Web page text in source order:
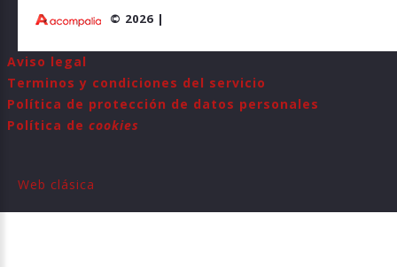
© 2026
Aviso legal
Terminos y condiciones del servicio
Política de protección de datos personales
Política de cookies
Web clásica